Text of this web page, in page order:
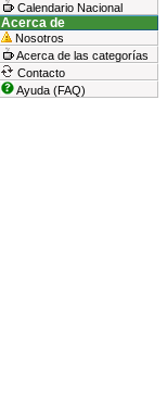
Calendario Nacional
Acerca de
Nosotros
Acerca de las categorías
Contacto
Ayuda (FAQ)